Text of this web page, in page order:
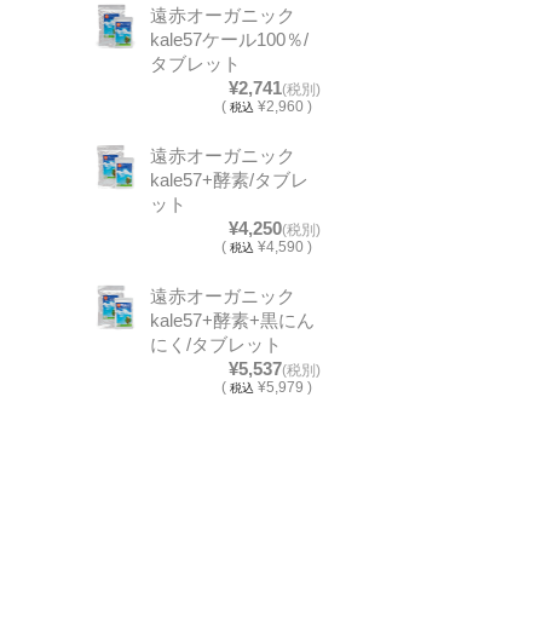
遠赤オーガニック
kale57ケール100％/
タブレット
¥2,741(税別)
(税込 ¥2,960 )
遠赤オーガニック
kale57+酵素/タブレ
ット
¥4,250(税別)
(税込 ¥4,590 )
遠赤オーガニック
kale57+酵素+黒にん
にく/タブレット
¥5,537(税別)
(税込 ¥5,979 )